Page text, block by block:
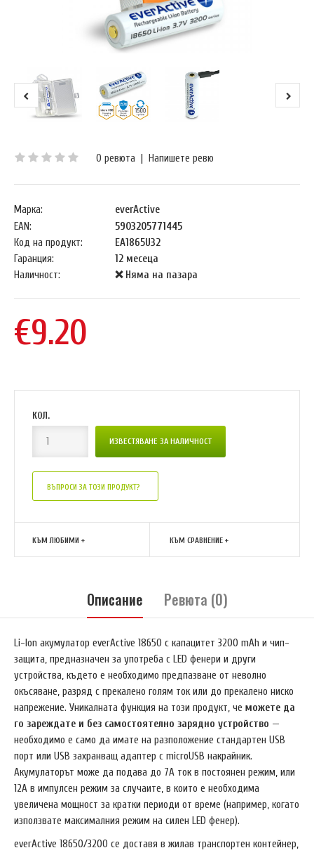
0 ревюта Напишете ревю
Марка:
everActive
EAN:
5903205771445
Код на продукт:
EA1865U32
Гаранция:
12 месеца
Наличност:
❌ Няма на пазара
€9.20
КОЛ.
ВЪПРОСИ ЗА ТОЗИ ПРОДУКТ?
КЪМ ЛЮБИМИ + КЪМ СРАВНЕНИЕ +
Описание Ревюта (0)
Li-Ion акумулатор everActive 18650 с капацитет 3200 mAh и чип-
защита, предназначен за употреба с LED фенери и други
устройства, където е необходимо предпазване от неволно
окъсяване, разряд с прекалено голям ток или до прекалено ниско
напрежение. Уникалната функция на този продукт, че можете да
го зареждате и без самостоятелно зарядно устройство —
необходимо е само да имате на разположение стандартен USB
порт или USB захранващ адаптер с microUSB накрайник.
Акумулаторът може да подава до 7A ток в постоянен режим, или
12A в импулсен режим за случаите, в които е необходима
увеличена мощност за кратки периоди от време (например, когато
използвате максималния режим на силен LED фенер).
everActive 18650/3200 се доставя в жилав транспортен контейнер,